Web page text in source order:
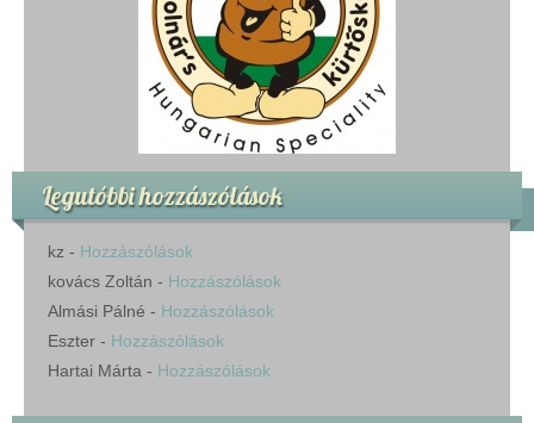
Legutóbbi hozzászólások
kz - Hozzászólások
kovács Zoltán - Hozzászólások
Almási Pálné - Hozzászólások
Eszter - Hozzászólások
Hartai Márta - Hozzászólások